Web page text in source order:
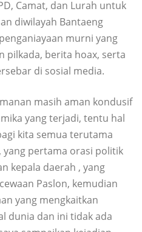
Camat, dan Lurah untuk
diwilayah Bantaeng
murni yang
pilkada, berita hoax, serta
di sosial media.
masih aman kondusif
yang terjadi, tentu hal
kita semua terutama
yang pertama orasi politik
kepala daerah , yang
Paslon, kemudian
yang mengkaitkan
dunia dan ini tidak ada